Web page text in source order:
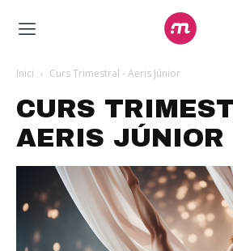
Inici Curs Trimestral - Aeris Júnior
CURS
AERIS JÚNIOR